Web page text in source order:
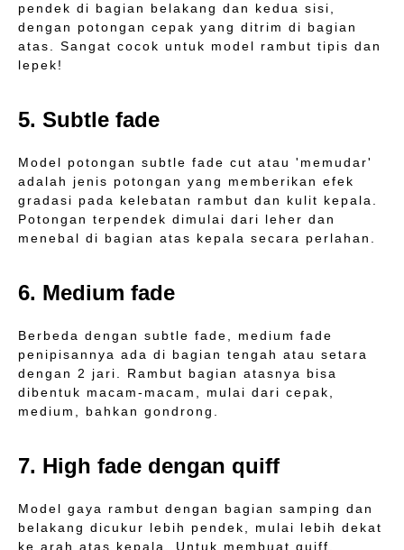
pendek di bagian belakang dan kedua sisi,
dengan potongan cepak yang ditrim di bagian
atas. Sangat cocok untuk model rambut tipis dan
lepek!
5. Subtle fade
Model potongan subtle fade cut atau 'memudar'
adalah jenis potongan yang memberikan efek
gradasi pada kelebatan rambut dan kulit kepala.
Potongan terpendek dimulai dari leher dan
menebal di bagian atas kepala secara perlahan.
6. Medium fade
Berbeda dengan subtle fade, medium fade
penipisannya ada di bagian tengah atau setara
dengan 2 jari. Rambut bagian atasnya bisa
dibentuk macam-macam, mulai dari cepak,
medium, bahkan gondrong.
7. High fade dengan quiff
Model gaya rambut dengan bagian samping dan
belakang dicukur lebih pendek, mulai lebih dekat
ke arah atas kepala. Untuk membuat quiff,